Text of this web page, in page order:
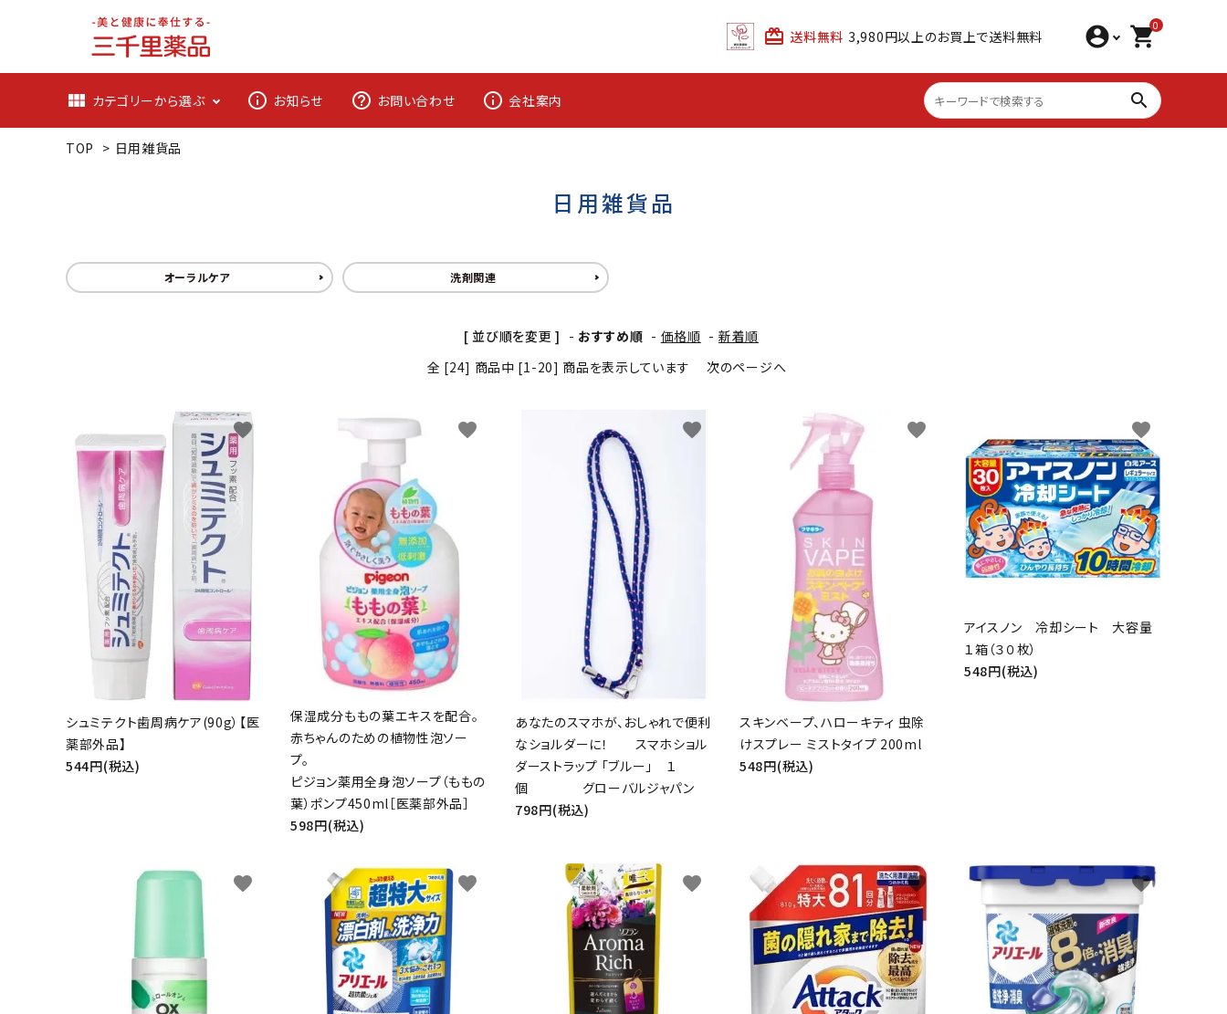
card_giftcard 送料無料 3,980円以上のお買上で送料無料 account_circle 0
shopping_cart
view_module カテゴリーから選ぶ info_outline お知らせ help_outline お問い合わせ info_outline 会社案内 search
TOP > 日用雑貨品
日用雑貨品
オーラルケア 洗剤関連
[ 並び順を変更 ] - おすすめ順 - 価格順 - 新着順
全 [24] 商品中 [1-20] 商品を表示しています
次のページへ
シュミテクト歯周病ケア(90g）【医
薬部外品】
544円(税込)
favorite
保湿成分ももの葉エキスを配合。
赤ちゃんのための植物性泡ソー
プ。
ピジョン薬用全身泡ソープ（ももの
葉）ポンプ450ml［医薬部外品］
598円(税込)
favorite
あなたのスマホが、おしゃれで便利
なショルダーに！ スマホショル
ダーストラップ 「ブルー」 １
個 グローバルジャパン
798円(税込)
favorite
スキンベープ、ハローキティ 虫除
けスプレー ミストタイプ 200ml
548円(税込)
favorite
アイスノン 冷却シート 大容量
１箱（３０枚）
548円(税込)
favorite
favorite favorite favorite favorite favorite